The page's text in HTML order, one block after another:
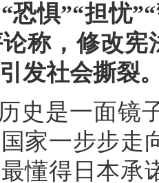
恐惧”“担忧
称，修改宪
发社会撕裂
史是一面镜
家一步步走
懂得日本承